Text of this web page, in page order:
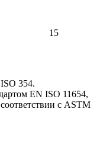
15
354.
EN ISO 11654,
с ASTM